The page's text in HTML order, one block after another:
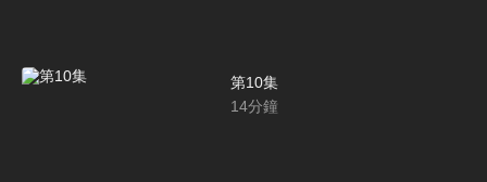
第10集
14分鐘